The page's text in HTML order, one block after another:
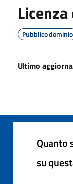
Pubblico dominio
Ultimo
Quanto
su